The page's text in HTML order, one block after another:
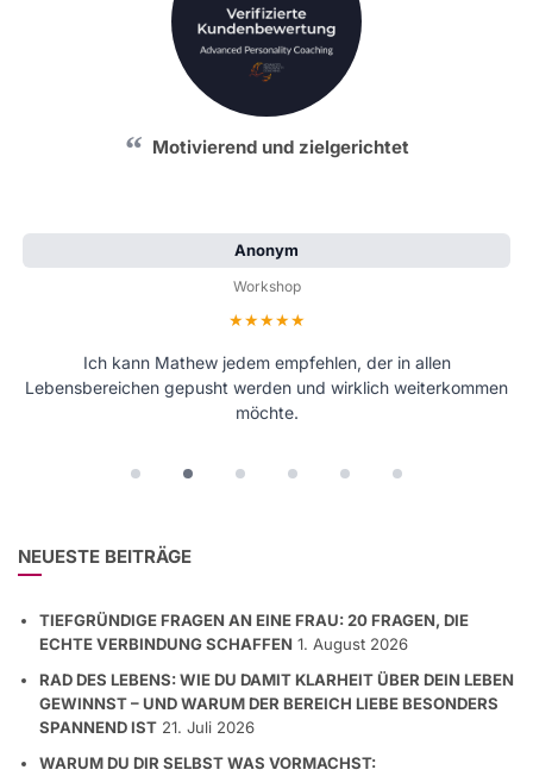
Motivierend und zielgerichtet
Anonym
Workshop
Bewertung: 5 von 5 Sternen
Ich kann Mathew jedem empfehlen, der in allen
Lebensbereichen gepusht werden und wirklich weiterkommen
möchte.
NEUESTE BEITRÄGE
TIEFGRÜNDIGE FRAGEN AN EINE FRAU: 20 FRAGEN, DIE
ECHTE VERBINDUNG SCHAFFEN 1. August 2026
RAD DES LEBENS: WIE DU DAMIT KLARHEIT ÜBER DEIN LEBEN
GEWINNST – UND WARUM DER BEREICH LIEBE BESONDERS
SPANNEND IST 21. Juli 2026
WARUM DU DIR SELBST WAS VORMACHST: